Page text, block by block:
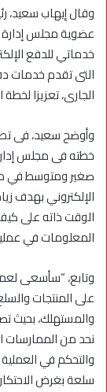
وقال إيهاب سعيد،
عضوية مجلس إدارة
خدماتي للدفع
الجارى، تعزيزا
وأوضح سعيد، فى
خطته فى مجلس
صغير ومتوسط في
الإلكتروني بهدف
الوقت ذاته على
المعلومات في
وتابع، “سأسعى
على المنتجات
والمستهلك، بحيث
نحد من الممارسات
والتحكم في
سلعة بغرض